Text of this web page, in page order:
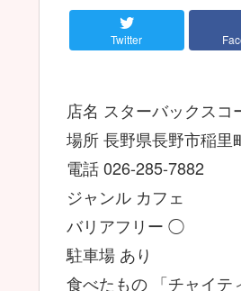
Twitter
店名 スターバックス
場所 長野県長野市稲里
電話 026-285-7882
ジャンル カフェ
バリアフリー ◯
駐車場 あり
食べたもの 「チャイテ